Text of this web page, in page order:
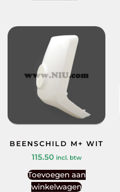
BEENSCHILD M+ WIT
115.50 incl. btw
Toevoegen aan
winkelwagen